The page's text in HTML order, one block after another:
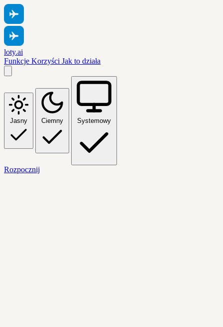
loty.ai
Funkcje Korzyści Jak to działa
Jasny Ciemny Systemowy
Rozpocznij